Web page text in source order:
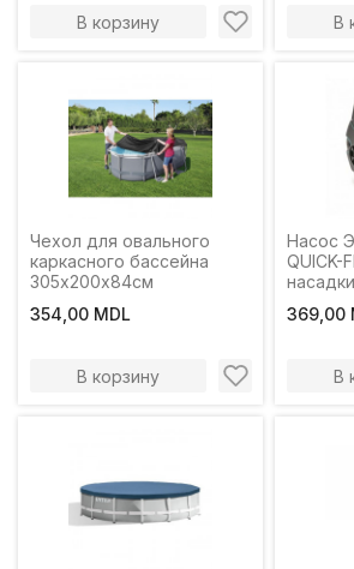
В корзину В
Чехол для овального
каркасного бассейна
305х200х84см
354,00 MDL
В корзину
Насос
QUICK-
369,00
В